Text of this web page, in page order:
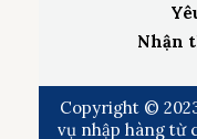
Nhận
Copyright ©
vụ nhập hàng từ